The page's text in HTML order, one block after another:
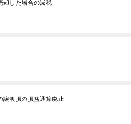
却した場合の減税
譲渡損の損益通算廃止